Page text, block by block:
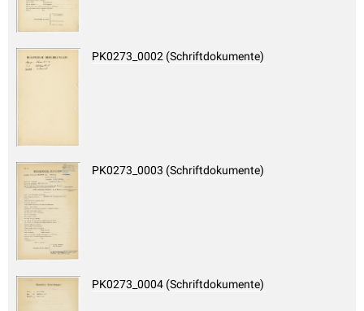
PK0273_0002 (Schriftdokumente)
PK0273_0003 (Schriftdokumente)
PK0273_0004 (Schriftdokumente)